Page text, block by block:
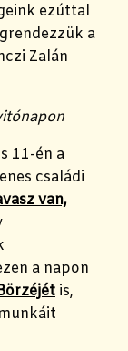
ezúttal
a
Zalán
11-én a
családi
van,
a napon
is,